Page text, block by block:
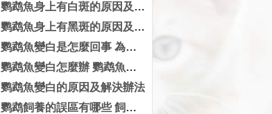
鹦鹉魚身上有白斑的原因及解決辦法
鹦鹉魚身上有黑斑的原因及解決辦法
鹦鹉魚變白是怎麼回事 為什麼鹦鹉魚變白了
鹦鹉魚變白怎麼辦 鹦鹉魚變白解決辦法推薦
鹦鹉魚變白的原因及解決辦法
鹦鹉飼養的誤區有哪些 飼養鹦鹉的錯誤方法